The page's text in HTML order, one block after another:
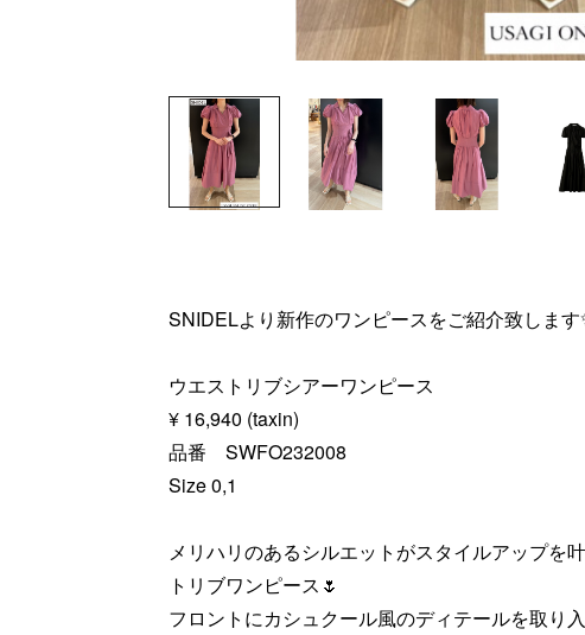
SNIDELより新作のワンピースをご紹介致します
ウエストリブシアーワンピース
¥ 16,940 (taxin)
品番 SWFO232008
Size 0,1
メリハリのあるシルエットがスタイルアップを
トリブワンピース🌷
フロントにカシュクール風のディテールを取り